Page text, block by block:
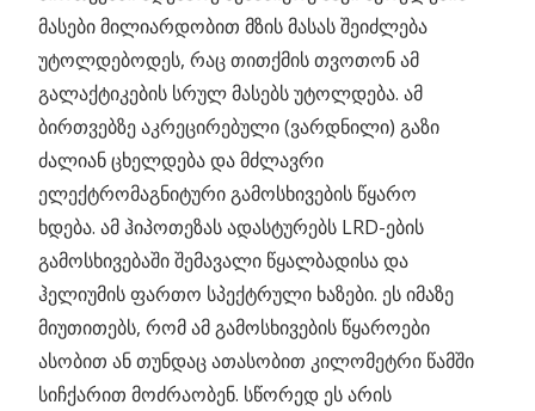
მასები მილიარდობით მზის მასას შეიძლება
უტოლდებოდეს, რაც თითქმის თვოთონ ამ
გალაქტიკების სრულ მასებს უტოლდება. ამ
ბირთვებზე აკრეცირებული (ვარდნილი) გაზი
ძალიან ცხელდება და მძლავრი
ელექტრომაგნიტური გამოსხივების წყარო
ხდება. ამ ჰიპოთეზას ადასტურებს LRD-ების
გამოსხივებაში შემავალი წყალბადისა და
ჰელიუმის ფართო სპექტრული ხაზები. ეს იმაზე
მიუთითებს, რომ ამ გამოსხივების წყაროები
ასობით ან თუნდაც ათასობით კილომეტრი წამში
სიჩქარით მოძრაობენ. სწორედ ეს არის